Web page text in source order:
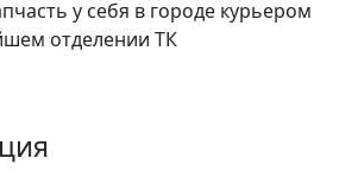
у себя в городе курьером
отделении ТК